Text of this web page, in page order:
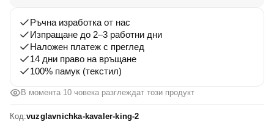
Ръчна изработка от нас
Изпращане до 2–3 работни дни
Наложен платеж с преглед
14 дни право на връщане
100% памук (текстил)
В момента 10 човека разглеждат този продукт
Код:vuzglavnichka-kavaler-king-2